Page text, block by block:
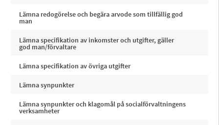
Lämna redogörelse och begära arvode som tillfällig god
man
Lämna specifikation av inkomster och utgifter, gäller
god man/förvaltare
Lämna specifikation av övriga utgifter
Lämna synpunkter
Lämna synpunkter och klagomål på socialförvaltningens
verksamheter